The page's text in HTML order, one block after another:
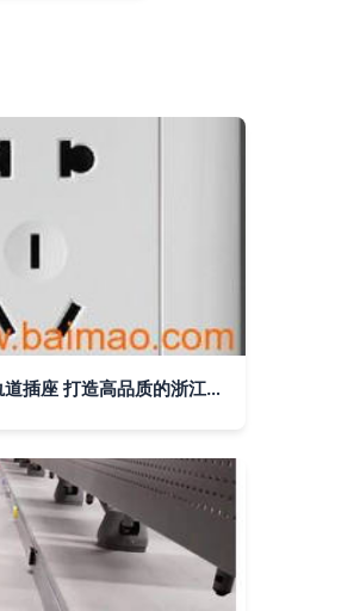
台州塑料插座模具与轨道插座 打造高品质的浙江日用品模具制造